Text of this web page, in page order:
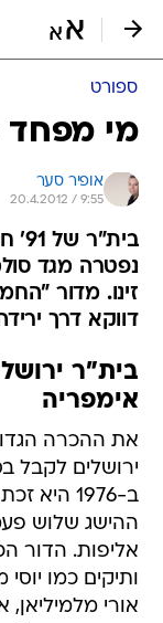
ספורט
מי מפחד
אופיר סער
20.4.2012 / 9:55
נפטרה מגד
זינו. מדור
דווקא דרך
אימפריה
את ההכרה
ב-1976
אליפות. הדור
ותיקים כמו יוסי
אורי